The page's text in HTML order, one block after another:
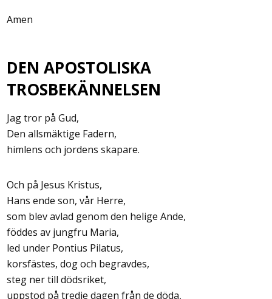
Amen
DEN APOSTOLISKA
TROSBEKÄNNELSEN
Jag tror på Gud,
Den allsmäktige Fadern,
himlens och jordens skapare.
Och på Jesus Kristus,
Hans ende son, vår Herre,
som blev avlad genom den helige Ande,
föddes av jungfru Maria,
led under Pontius Pilatus,
korsfästes, dog och begravdes,
steg ner till dödsriket,
uppstod på tredje dagen från de döda,